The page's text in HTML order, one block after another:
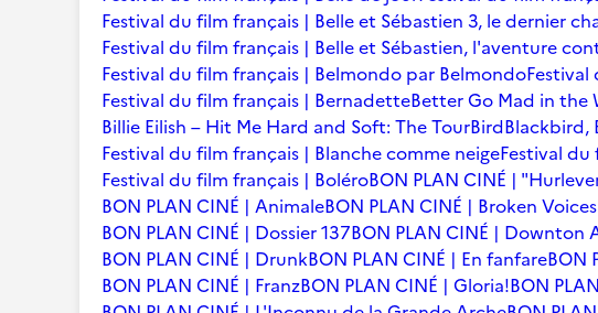
Festival du film français | Belle et Sébastien 3, le dernier
Festival du film français | Belle et Sébastien, l'aventure
Festival du film français | Belmondo par Belmondo
Festival du film français | BernadetteBetter Go Mad in the
Billie Eilish – Hit Me Hard and Soft: The TourBirdBlackbird,
Festival du film français | Blanche comme neigeFestival
Festival du film français | BoléroBON PLAN CINÉ |
BON PLAN CINÉ | AnimaleBON PLAN CINÉ | Broken Voices
BON PLAN CINÉ | Dossier 137BON PLAN CINÉ | Downton
BON PLAN CINÉ | DrunkBON PLAN CINÉ | En fanfareBON
BON PLAN CINÉ | FranzBON PLAN CINÉ | Gloria!BON